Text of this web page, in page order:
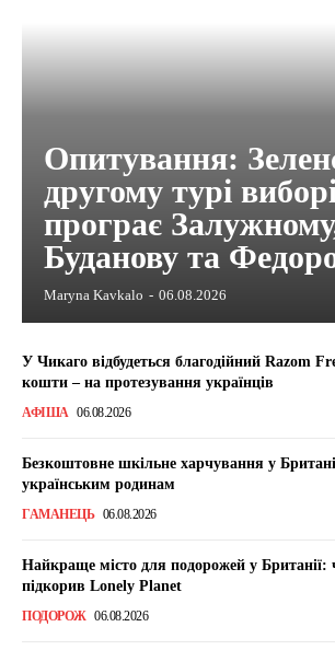
Опитування:
другому турі
програє
Буданову та
Maryna Kavkalo - 06.08.2026
У Чикаго відбудеться благодійний Razom
кошти – на протезування українців
АФІША 06.08.2026
Безкоштовне шкільне харчування у
українським родинам
ГАМАНЕЦЬ 06.08.2026
Найкраще місто для подорожей у Британії:
підкорив Lonely Planet
ПОДОРОЖ 06.08.2026